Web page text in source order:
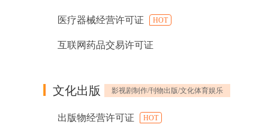
医疗器械经营许可证 HOT
互联网药品交易许可证
文化出版 影视剧制作/刊物出版/文化体育娱乐
出版物经营许可证 HOT